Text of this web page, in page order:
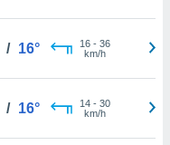
/ 16° 16- 36
km/h
/ 16° 14- 30
km/h